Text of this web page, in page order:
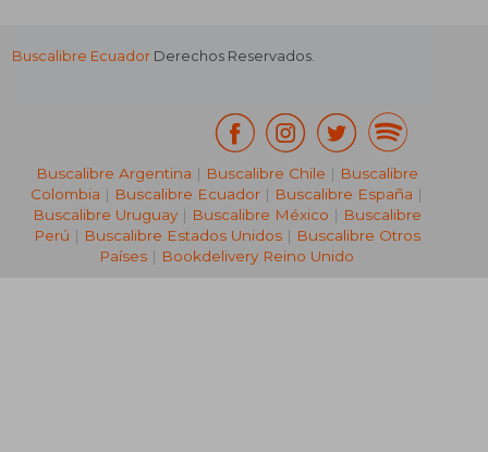
Buscalibre Ecuador Derechos Reservados.
Buscalibre Argentina | Buscalibre Chile | Buscalibre
Colombia | Buscalibre Ecuador | Buscalibre España |
Buscalibre Uruguay| Buscalibre México | Buscalibre
Perú | Buscalibre Estados Unidos| Buscalibre Otros
Países | Bookdelivery Reino Unido